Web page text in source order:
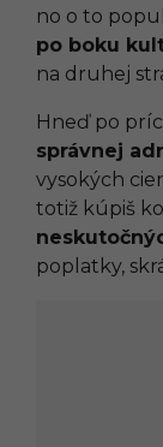
no o to
po boku
na druhej
Hneď po
správnej
vysokých
totiž kúpiš
poplatky,